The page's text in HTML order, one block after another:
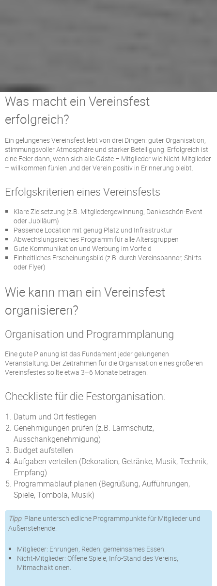
Was macht ein Vereinsfest
erfolgreich?
Ein gelungenes Vereinsfest lebt von drei Dingen: guter Organisation,
stimmungsvoller Atmosphäre und starker Beteiligung. Erfolgreich ist
eine Feier dann, wenn sich alle Gäste – Mitglieder wie Nicht-Mitglieder
– willkommen fühlen und der Verein positiv in Erinnerung bleibt.
Erfolgskriterien eines Vereinsfests
Klare Zielsetzung (z.B. Mitgliedergewinnung, Dankeschön-Event
oder Jubiläum)
Passende Location mit genug Platz und Infrastruktur
Abwechslungsreiches Programm für alle Altersgruppen
Gute Kommunikation und Werbung im Vorfeld
Einheitliches Erscheinungsbild (z.B. durch Vereinsbanner, Shirts
oder Flyer)
Wie kann man ein Vereinsfest
organisieren?
Organisation und Programmplanung
Eine gute Planung ist das Fundament jeder gelungenen
Veranstaltung. Der Zeitrahmen für die Organisation eines größeren
Vereinsfestes sollte etwa 3–6 Monate betragen.
Checkliste für die Festorganisation:
Datum und Ort festlegen
Genehmigungen prüfen (z.B. Lärmschutz,
Ausschankgenehmigung)
Budget aufstellen
Aufgaben verteilen (Dekoration, Getränke, Musik, Technik,
Empfang)
Programmablauf planen (Begrüßung, Aufführungen,
Spiele, Tombola, Musik)
Tipp: Plane unterschiedliche Programmpunkte für Mitglieder und
Außenstehende.
Mitglieder: Ehrungen, Reden, gemeinsames Essen.
Nicht-Mitglieder: Offene Spiele, Info-Stand des Vereins,
Mitmachaktionen.